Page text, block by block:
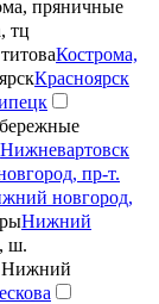
пряничные
тц
Кострома,
Красноярск
Нижневартовск
пр-т.
новгород,
Нижний
ш.
Нижний